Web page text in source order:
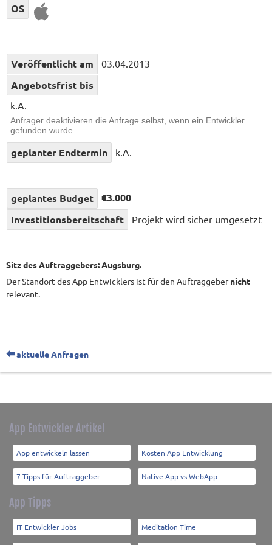
OS
Veröffentlicht am 03.04.2013
Angebotsfrist bis
k.A.
Anfrager deaktivieren die Anfrage selbst, wenn ein Entwickler
gefunden wurde
geplanter Endtermin k.A.
geplantes Budget
€3.000
Investitionsbereitschaft
Projekt wird sicher umgesetzt
Sitz des Auftraggebers: Augsburg.
Der Standort des App Entwicklers ist für den Auftraggebernicht
relevant.
aktuelle Anfragen
App Entwickler Artikel
App entwickeln lassen Kosten App Entwicklung
7 Tipps für Auftraggeber Native App vs WebApp
App Tipps
IT Entwickler Jobs Meditation Time